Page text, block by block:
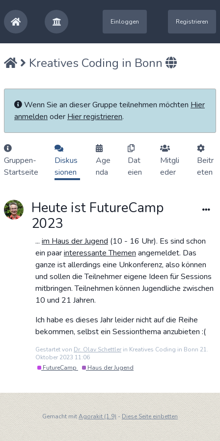
Einloggen Registrieren
Kreatives Coding in Bonn
Wenn Sie an dieser Gruppe teilnehmen möchten Hier
anmelden oder Hier registrieren.
Gruppen-
Startseite
Diskus
sionen
Age
nda
Dat
eien
Mitgli
eder
Beitr
eten
Heute ist FutureCamp
2023
... im Haus der Jugend (10 - 16 Uhr). Es sind schon
ein paarinteressante Themen angemeldet. Das
ganze ist allerdings eine Unkonferenz, also können
und sollen die Teilnehmer eigene Ideen für Sessions
mitbringen. Teilnehmen können Jugendliche zwischen
10 und 21 Jahren.
Ich habe es dieses Jahr leider nicht auf die Reihe
bekommen, selbst ein Sessionthema anzubieten :(
Gestartet von Dr. Olav Schettler in Kreatives Coding in Bonn 21.
Oktober 2023 11:06
FutureCamp
Haus der Jugend
Gemacht mitAgorakit (1.9) - Diese Seite einbetten